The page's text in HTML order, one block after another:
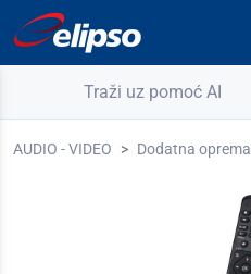
Traži uz pomoć AI
AUDIO - VIDEO Dodatna oprema